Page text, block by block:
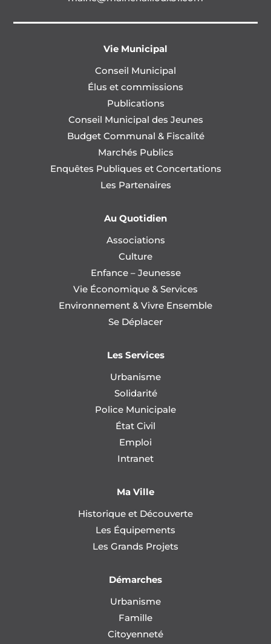
Vie Municipal
Conseil Municipal
Élus et commissions
Publications
Conseil Municipal des Jeunes
Budget Communal & Fiscalité
Marchés Publics
Enquêtes Publiques et Concertations
Les Partenaires
Au Quotidien
Associations
Culture
Enfance – Jeunesse
Vie Économique & Services
Environnement & Vivre Ensemble
Se Déplacer
Les Services
Urbanisme
Solidarité
Police Municipale
État Civil
Emploi
Intranet
Ma Ville
Historique et Découverte
Les Équipements
Les Grands Projets
Démarches
Urbanisme
Famille
Citoyenneté